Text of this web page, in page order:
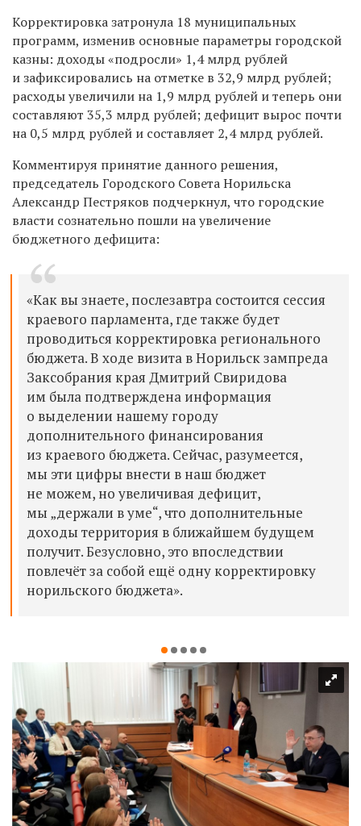
Корректировка затронула 18 муниципальных
программ, изменив основные параметры городской
казны: доходы «подросли» 1,4 млрд рублей
и зафиксировались на отметке в 32,9 млрд рублей;
расходы увеличили на 1,9 млрд рублей и теперь они
составляют 35,3 млрд рублей; дефицит вырос почти
на 0,5 млрд рублей и составляет 2,4 млрд рублей.
Комментируя принятие данного решения,
председатель Городского Совета Норильска
Александр Пестряков подчеркнул, что городские
власти сознательно пошли на увеличение
бюджетного дефицита:
«Как вы знаете, послезавтра состоится сессия
краевого парламента, где также будет
проводиться корректировка регионального
бюджета. В ходе визита в Норильск зампреда
Заксобрания края Дмитрий Свиридова
им была подтверждена информация
о выделении нашему городу
дополнительного финансирования
из краевого бюджета. Сейчас, разумеется,
мы эти цифры внести в наш бюджет
не можем, но увеличивая дефицит,
мы „держали в уме“, что дополнительные
доходы территория в ближайшем будущем
получит. Безусловно, это впоследствии
повлечёт за собой ещё одну корректировку
норильского бюджета».